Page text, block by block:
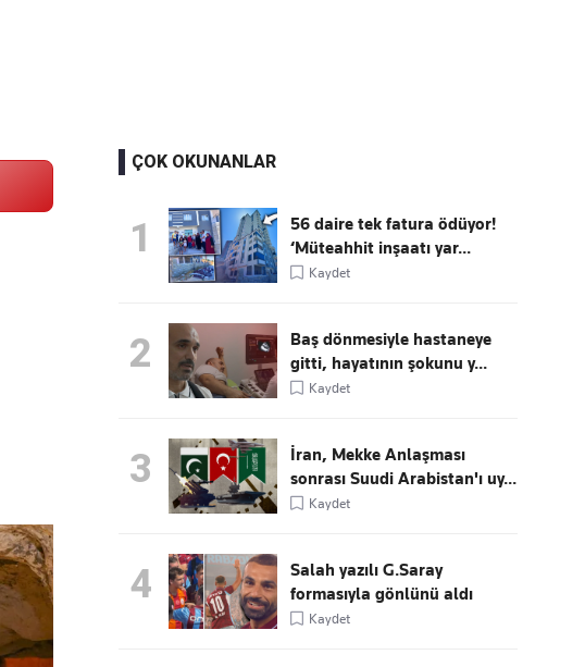
ÇOK OKUNANLAR
1
56 daire tek fatura ödüyor!
‘Müteahhit inşaatı yar...
Kaydet
2
Baş dönmesiyle hastaneye
gitti, hayatının şokunu y...
Kaydet
3
İran, Mekke Anlaşması
sonrası Suudi Arabistan'ı uy...
Kaydet
4
Salah yazılı G.Saray
formasıyla gönlünü aldı
Kaydet